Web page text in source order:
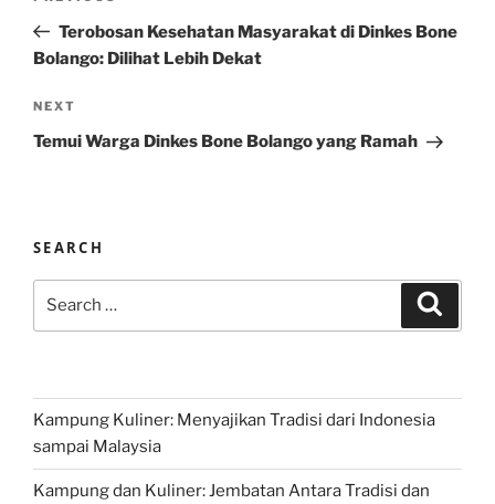
PostTerobosan Kesehatan Masyarakat di Dinkes Bone
Bolango: Dilihat Lebih Dekat
Next
Post
NEXT
Temui Warga Dinkes Bone Bolango yang Ramah
SEARCH
Kampung Kuliner: Menyajikan Tradisi dari Indonesia
sampai Malaysia
Kampung dan Kuliner: Jembatan Antara Tradisi dan